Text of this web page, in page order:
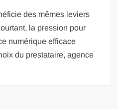
des mêmes leviers
la pression pour
numérique efficace
du prestataire, agence